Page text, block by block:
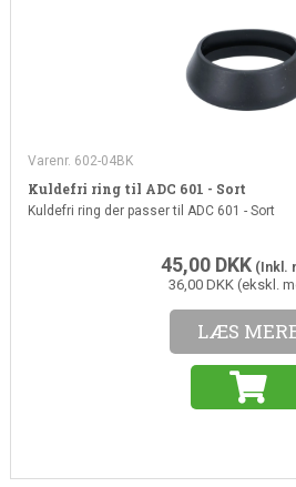
Varenr. 602-04BK
Kuldefri ring til ADC 601 - Sort
Kuldefri ring der passer til ADC 601 - Sort
45,00 DKK(Inkl.
36,00 DKK (ekskl.
LÆS